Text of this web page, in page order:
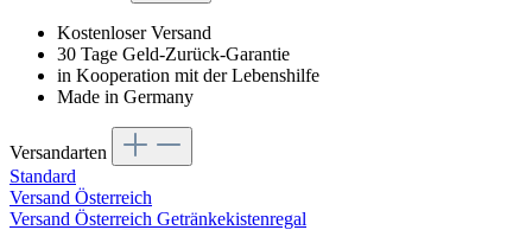
Kostenloser Versand
30 Tage Geld-Zurück-Garantie
in Kooperation mit der Lebenshilfe
Made in Germany
Versandarten
Standard
Versand Österreich
Versand Österreich Getränkekistenregal